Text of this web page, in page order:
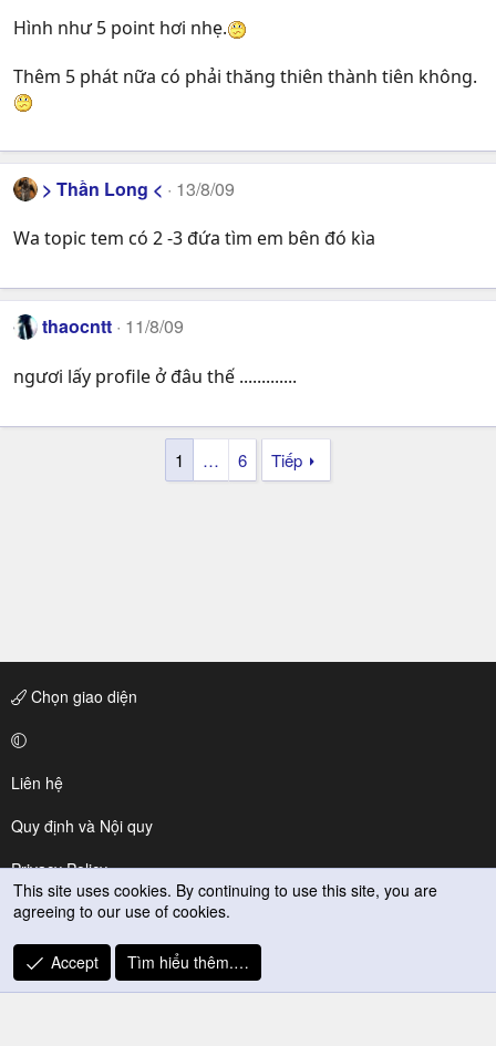
Hình như 5 point hơi nhẹ.
Thêm 5 phát nữa có phải thăng thiên thành tiên không.
> Thần Long < 13/8/09
Wa topic tem có 2 -3 đứa tìm em bên đó kìa
thaocntt 11/8/09
ngươi lấy profile ở đâu thế .............
1 … 6 Tiếp
Chọn giao diện
Liên hệ
Quy định và Nội quy
Privacy Policy
Trợ giúp
R
S
This site uses cookies. By continuing to use this site, you are
agreeing to our use of cookies.
Accept Tìm hiểu thêm.…